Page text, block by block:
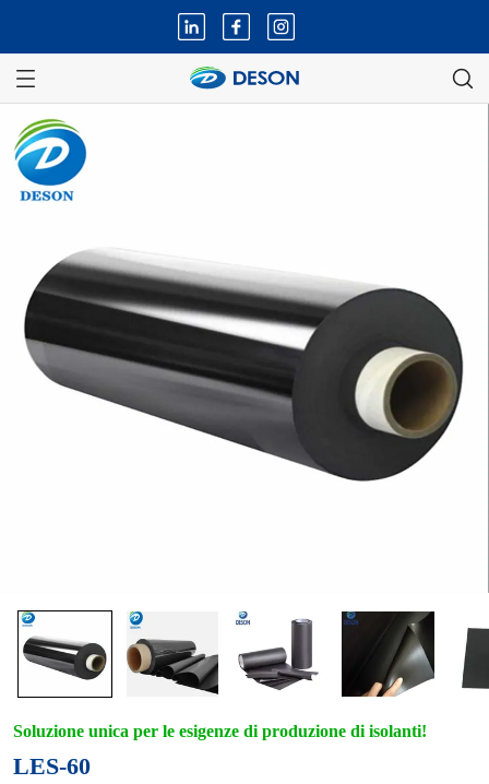
Soluzione unica per le esigenze di produzione di isolanti!
LES-60